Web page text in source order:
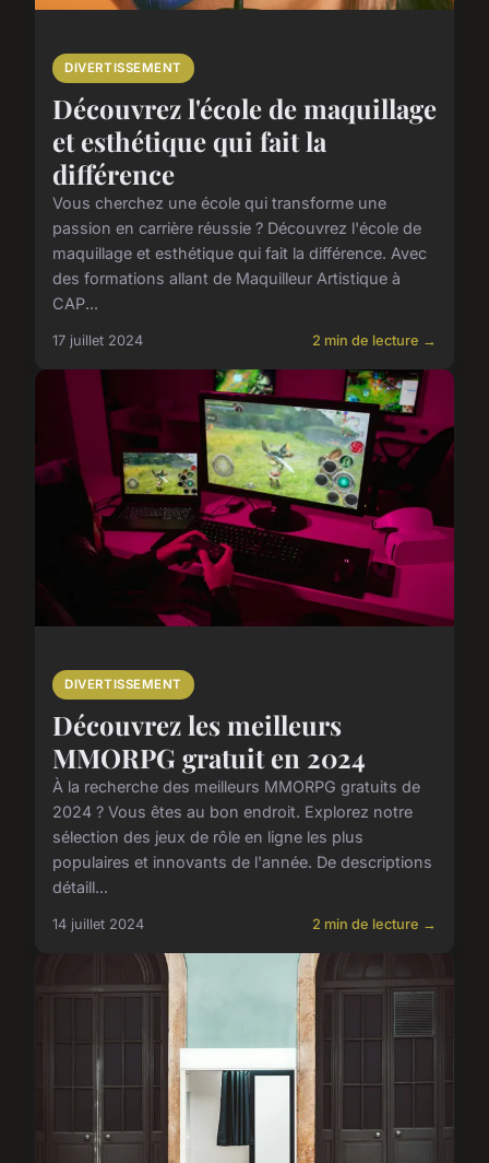
DIVERTISSEMENT
Découvrez l'école de maquillage
et esthétique qui fait la
différence
Vous cherchez une école qui transforme une
passion en carrière réussie ? Découvrez l'école de
maquillage et esthétique qui fait la différence. Avec
des formations allant de Maquilleur Artistique à
CAP...
17 juillet 2024 2 min de lecture →
DIVERTISSEMENT
Découvrez les meilleurs
MMORPG gratuit en 2024
À la recherche des meilleurs MMORPG gratuits de
2024 ? Vous êtes au bon endroit. Explorez notre
sélection des jeux de rôle en ligne les plus
populaires et innovants de l'année. De descriptions
détaill...
14 juillet 2024 2 min de lecture →